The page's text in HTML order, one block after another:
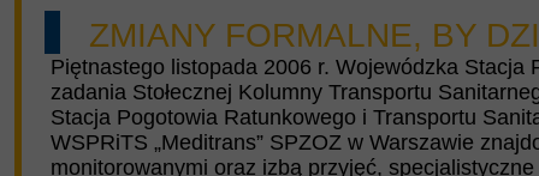
ZMIANY FORMALNE, BY
Piętnastego listopada 2006 r. Wojewódzka Stacja
zadania Stołecznej Kolumny Transportu
Stacja Pogotowia Ratunkowego i Transportu
WSPRiTS „Meditrans” SPZOZ w Warszawie
monitorowanymi oraz izbą przyjęć,